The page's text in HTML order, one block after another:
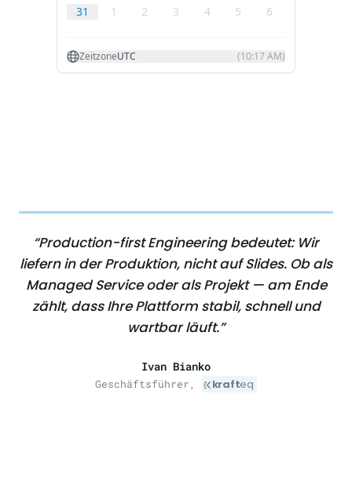
“Production-first Engineeringbedeutet: Wir
liefern in der Produktion, nicht auf Slides. Ob als
Managed Service oder als Projekt — am Ende
zählt, dass Ihre Plattform stabil, schnell und
wartbar läuft.”
Ivan Bianko
Geschäftsführer, krafteq